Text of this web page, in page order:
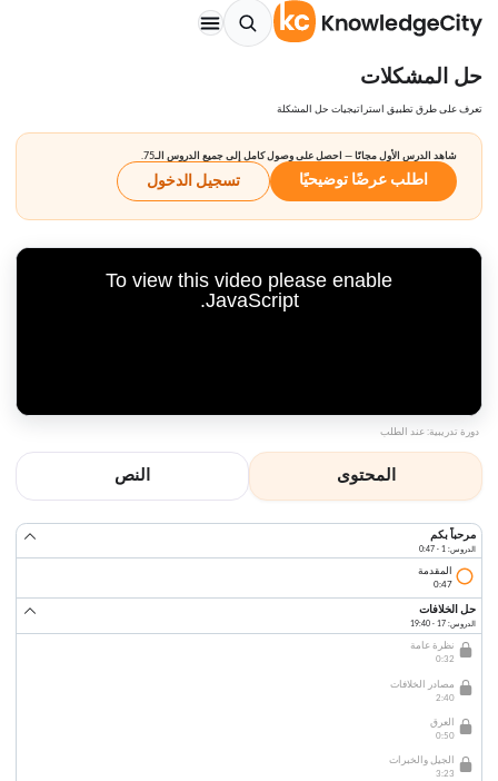
حل المشكلات
تعرف على طرق تطبيق استراتيجيات حل المشكلة
شاهد الدرس الأول مجانًا — احصل على وصول كامل إلى جميع الدروس الـ75.
اطلب عرضًا توضيحيًا تسجيل الدخول
To view this video please enable
JavaScript.
دورة تدريبية: عند الطلب
المحتوى النص
مرحباً بكم
الدروس: 1 · 0:47
المقدمة
0:47
حل الخلافات
الدروس: 17 · 19:40
نظرة عامة
0:32
مصادر الخلافات
2:40
العرق
0:50
الجيل والخبرات
3:23